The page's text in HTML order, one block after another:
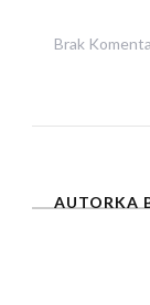
Brak
AUTORKA